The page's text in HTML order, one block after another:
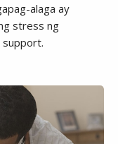
alaga ay
stress ng
support.